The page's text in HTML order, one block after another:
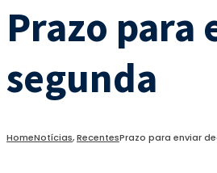
Prazo para
segunda
HomeNotícias,RecentesPrazo para enviar